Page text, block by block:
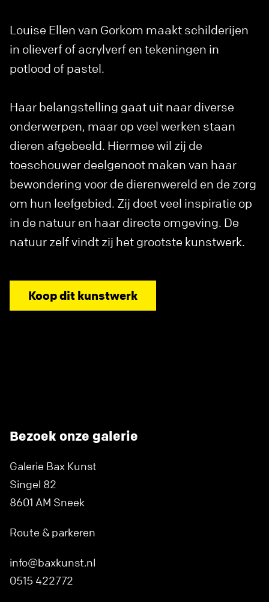
Louise Ellen van Gorkom maakt schilderijen
in olieverf of acrylverf en tekeningen in
potlood of pastel.
Haar belangstelling gaat uit naar diverse
onderwerpen, maar op veel werken staan
dieren afgebeeld. Hiermee wil zij de
toeschouwer deelgenoot maken van haar
bewondering voor de dierenwereld en de zorg
om hun leefgebied. Zij doet veel inspiratie op
in de natuur en haar directe omgeving. De
natuur zelf vindt zij het grootste kunstwerk.
Koop dit kunstwerk
Bezoek onze galerie
Galerie Bax Kunst
Singel 82
8601 AM Sneek
Route & parkeren
info@baxkunst.nl
0515 422772